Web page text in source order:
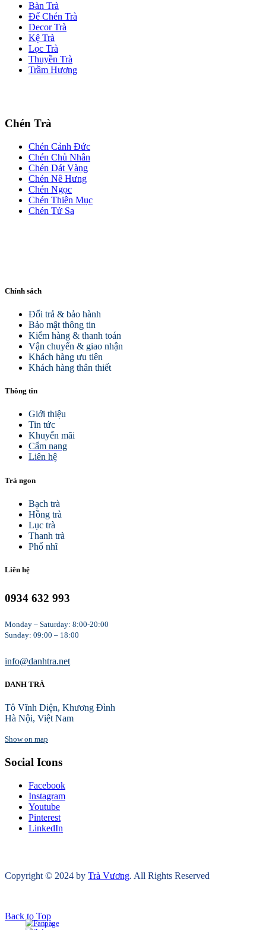
Bàn Trà
Đế Chén Trà
Decor Trà
Kệ Trà
Lọc Trà
Thuyền Trà
Trầm Hương
Chén Trà
Chén Cảnh Đức
Chén Chủ Nhân
Chén Dát Vàng
Chén Nê Hưng
Chén Ngọc
Chén Thiên Mục
Chén Tử Sa
Chính sách
Đổi trả & bảo hành
Bảo mật thông tin
Kiểm hàng & thanh toán
Vận chuyển & giao nhận
Khách hàng ưu tiên
Khách hàng thân thiết
Thông tin
Giới thiệu
Tin tức
Khuyến mãi
Cẩm nang
Liên hệ
Trà ngon
Bạch trà
Hồng trà
Lục trà
Thanh trà
Phổ nhĩ
Liên hệ
0934 632 993
Monday – Saturday: 8:00-20:00
Sunday: 09:00 – 18:00
info@danhtra.net
DANH TRÀ
Tô Vĩnh Diện, Khương Đình
Hà Nội, Việt Nam
Show on map
Social Icons
Facebook
Instagram
Youtube
Pinterest
LinkedIn
Copyright © 2024 by Trà Vương. All Rights Reserved
Back to Top